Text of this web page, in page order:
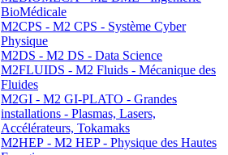
BioMédicale
M2CPS - M2 CPS - Système Cyber
Physique
M2DS - M2 DS - Data Science
M2FLUIDS - M2 Fluids - Mécanique des
Fluides
M2GI - M2 GI-PLATO - Grandes
installations - Plasmas, Lasers,
Accélérateurs, Tokamaks
M2HEP - M2 HEP - Physique des Hautes